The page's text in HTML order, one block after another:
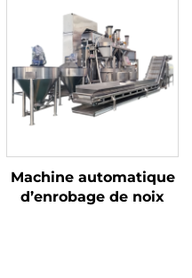
Machine automatique
d’enrobage de noix